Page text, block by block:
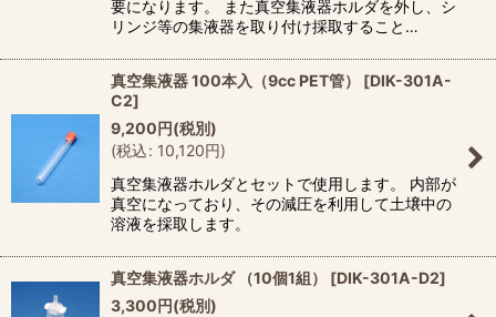
要になります。 また真空集液器ホルダを外し、シ
リンジ等の集液器を取り付け採取すること…
真空集液器 100本入（9cc PET管） [DIK-301A-
C2]
9,200円(税別)
(税込: 10,120円)
真空集液器ホルダとセットで使用します。 内部が
真空になっており、その減圧を利用して土壌中の
溶液を採取します。
真空集液器ホルダ （10個1組） [DIK-301A-D2]
3,300円(税別)